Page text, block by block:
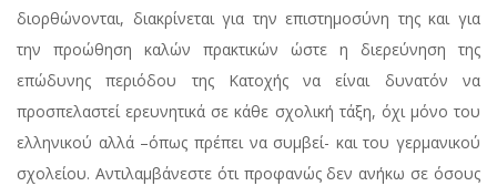
διορθώνονται, διακρίνεται για την επιστημοσύνη της και για
την προώθηση καλών πρακτικών ώστε η διερεύνηση της
επώδυνης περιόδου της Κατοχής να είναι δυνατόν να
προσπελαστεί ερευνητικά σε κάθε σχολική τάξη, όχι μόνο του
ελληνικού αλλά –όπως πρέπει να συμβεί- και του γερμανικού
σχολείου. Αντιλαμβάνεστε ότι προφανώς δεν ανήκω σε όσους